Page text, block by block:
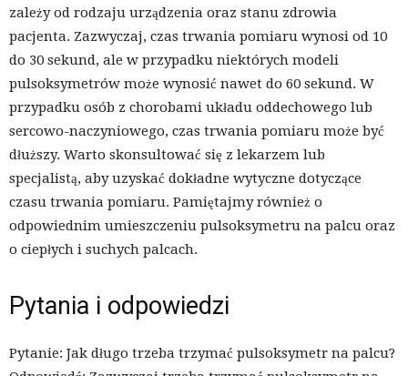
zależy od rodzaju urządzenia oraz stanu zdrowia
pacjenta. Zazwyczaj, czas trwania pomiaru wynosi od 10
do 30 sekund, ale w przypadku niektórych modeli
pulsoksymetrów może wynosić nawet do 60 sekund. W
przypadku osób z chorobami układu oddechowego lub
sercowo-naczyniowego, czas trwania pomiaru może być
dłuższy. Warto skonsultować się z lekarzem lub
specjalistą, aby uzyskać dokładne wytyczne dotyczące
czasu trwania pomiaru. Pamiętajmy również o
odpowiednim umieszczeniu pulsoksymetru na palcu oraz
o ciepłych i suchych palcach.
Pytania i odpowiedzi
Pytanie: Jak długo trzeba trzymać pulsoksymetr na palcu?